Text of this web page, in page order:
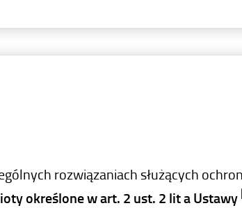
rozwiązaniach służących
określone w art. 2 ust. 2 lit a Ustawy